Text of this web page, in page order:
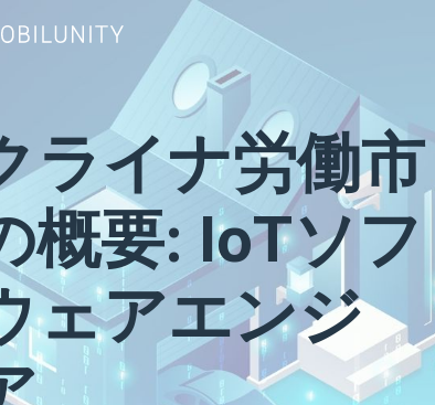
ライナ労働市
概要: IoTソフ
ェアエンジ